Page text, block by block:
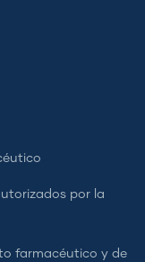
por la
farmacéutico y de